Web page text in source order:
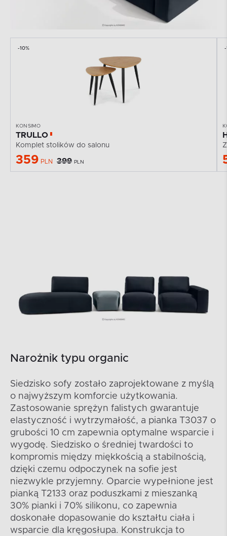
-10%
KONSIMO
TRULLO
Komplet stolików do salonu
359 PLN 399 PLN
-
Narożnik typu organic
Siedzisko sofy zostało zaprojektowane z myślą
o najwyższym komforcie użytkowania.
Zastosowanie sprężyn falistych gwarantuje
elastyczność i wytrzymałość, a pianka T3037 o
grubości 10 cm zapewnia optymalne wsparcie i
wygodę. Siedzisko o średniej twardości to
kompromis między miękkością a stabilnością,
dzięki czemu odpoczynek na sofie jest
niezwykle przyjemny. Oparcie wypełnione jest
pianką T2133 oraz poduszkami z mieszanką
30% pianki i 70% silikonu, co zapewnia
doskonałe dopasowanie do kształtu ciała i
wsparcie dla kręgosłupa. Konstrukcja to